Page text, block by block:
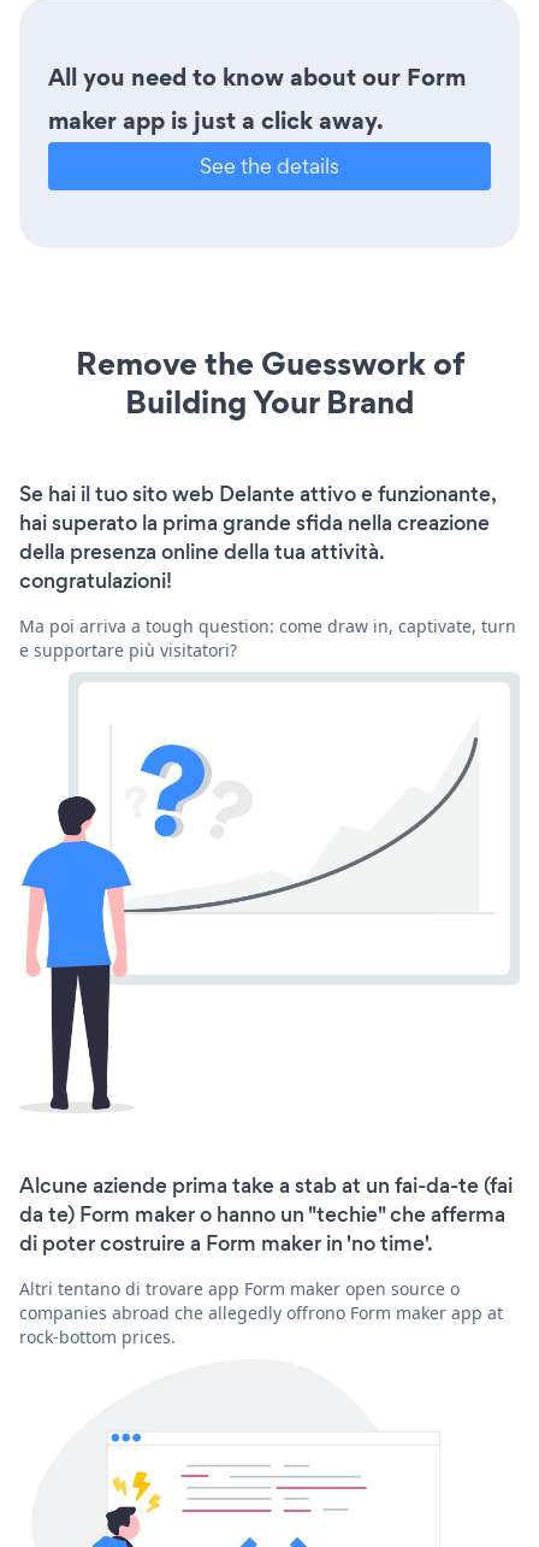
All you need to know about our Form
maker app is just a click away.
See the details
Remove the Guesswork of
Building Your Brand
Se hai il tuo sito web Delante attivo e funzionante,
hai superato la prima grande sfida nella creazione
della presenza online della tua attività.
congratulazioni!
Ma poi arriva a tough question: come draw in, captivate, turn
e supportare più visitatori?
Alcune aziende prima take a stab at un fai-da-te (fai
da te) Form maker o hanno un "techie" che afferma
di poter costruire a Form maker in 'no time'.
Altri tentano di trovare app Form maker open source o
companies abroad che allegedly offrono Form maker app at
rock-bottom prices.